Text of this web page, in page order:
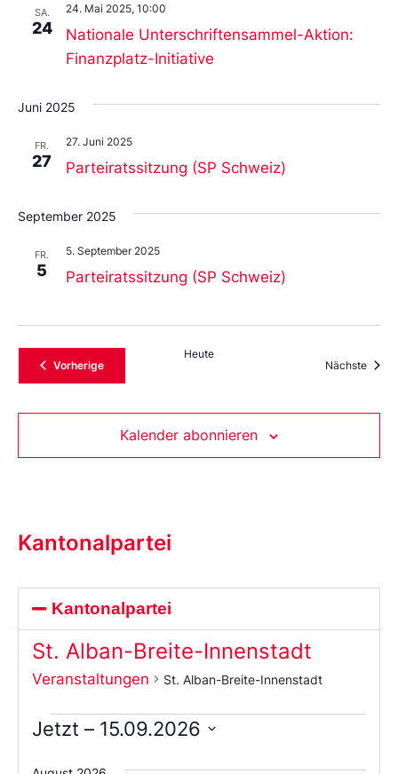
SA.
24
Nationale Unterschriftensammel-Aktion:
Finanzplatz-Initiative
24. Mai 2025, 10:00
Juni 2025
FR.
27 Parteiratssitzung (SP Schweiz)
27. Juni 2025
September 2025
FR.
5 Parteiratssitzung (SP Schweiz)
5. September 2025
VorherigeVeranstaltungen
Heute
Nächste
Kalender abonnieren
Kantonalpartei
Kantonalpartei
St. Alban-Breite-Innenstadt
Veranstaltungen St. Alban-Breite-Innenstadt
Jetzt – 15.09.2026
Sie